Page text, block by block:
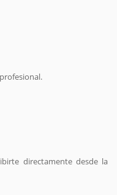
directamente desde la